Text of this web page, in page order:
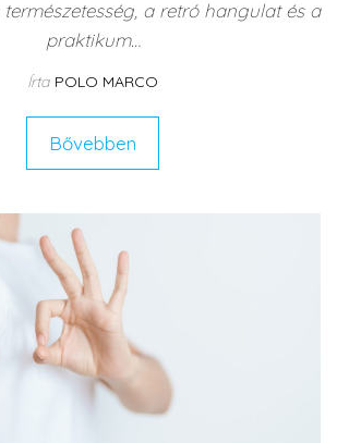
a retró hangulat és a
praktikum…
Írta POLO MARCO
Bővebben